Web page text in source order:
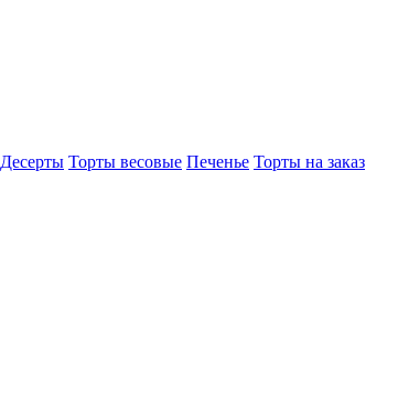
Десерты Торты весовые Печенье Торты на заказ